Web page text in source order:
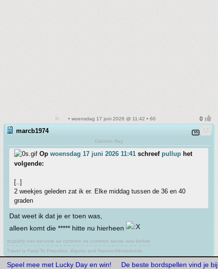
• woensdag 17 juni 2026 @ 11:42 • 60
marcb1974
Dakshin Ray
Op woensdag 17 juni 2026 11:41 schreef pullup het
volgende:
[..]
2 weekjes geleden zat ik er. Elke middag tussen de 36 en 40
graden
Dat weet ik dat je er toen was,
alleen komt die ***** hitte nu hierheen
stupidity has become as common as common sense was before
~ ~ ~ ~ ~ ~ ~ ~ ~ ~ ~ ~ ~ ~ ~ ~ ~ ~ ~ ~ ~ ~ ~ ~ ~ ~ ~ ~ ~ ~ ~ ~ ~
Travel Is Fatal To Prejudice, Bigotry and Narrow-Mindedness
Speel mee met Lucky Day en win! De beste bordspellen vind je